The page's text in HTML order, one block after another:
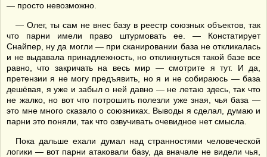
— просто невозможно.
— Олег, ты сам не внес базу в реестр союзных объектов, так
что парни имели право штурмовать ее. — Констатирует
Снайпер, ну да могли — при сканировании база не откликалась
и не выдавала принадлежность, но откликнуться такой базе все
равно, что закричать на весь мир — смотрите я тут. И да,
претензии я не могу предъявить, но я и не собираюсь — база
дешёвая, я уже и забыл о ней давно — не летаю здесь, так что
не жалко, но вот что потрошить полезли уже зная, чья база —
это мне много сказало о союзниках. Выводы я сделал, думаю и
парни это поняли, так что озвучивать очевидное нет смысла.
Пока дальше ехали думал над странностями человеческой
логики — вот парни атаковали базу, да вначале не видели чья,